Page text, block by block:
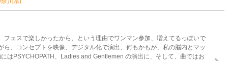
フェスで楽しかったから、という理由でワンマン参加、増えてるっぽいで
、コンセプトを映像、デジタル化で演出、何もかもが、私の脳内とマッ
はPSYCHOPATH、Ladies and Gentlemen の演出に、そして、曲ではお